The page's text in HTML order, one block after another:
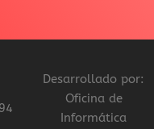
Desarrollado por:
Oficina de
Informática